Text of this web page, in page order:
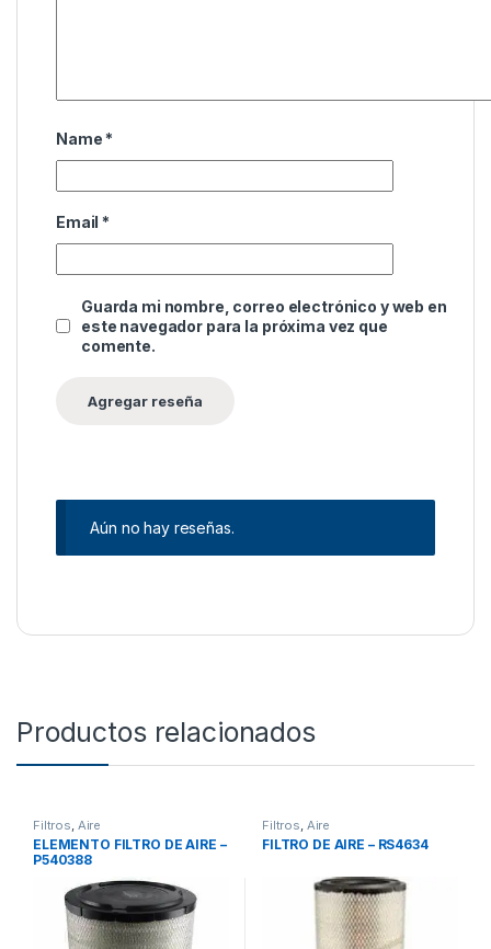
Name *
Email *
Guarda mi nombre, correo electrónico y web en
este navegador para la próxima vez que
comente.
Aún no hay reseñas.
Productos relacionados
Filtros Aire
ELEMENTO FILTRO DE AIRE –
P540388
Filtros Aire
FILTRO DE AIRE – RS4634